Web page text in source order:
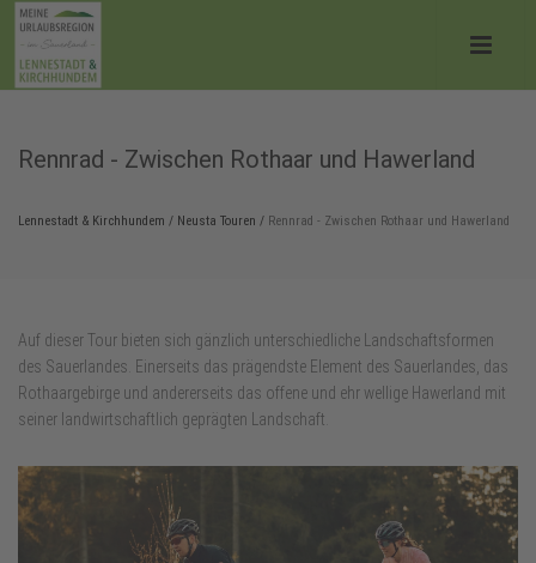
Rennrad - Zwischen Rothaar und Hawerland
Lennestadt & Kirchhundem / Neusta Touren / Rennrad - Zwischen Rothaar und Hawerland
Auf dieser Tour bieten sich gänzlich unterschiedliche Landschaftsformen
des Sauerlandes. Einerseits das prägendste Element des Sauerlandes, das
Rothaargebirge und andererseits das offene und ehr wellige Hawerland mit
seiner landwirtschaftlich geprägten Landschaft.